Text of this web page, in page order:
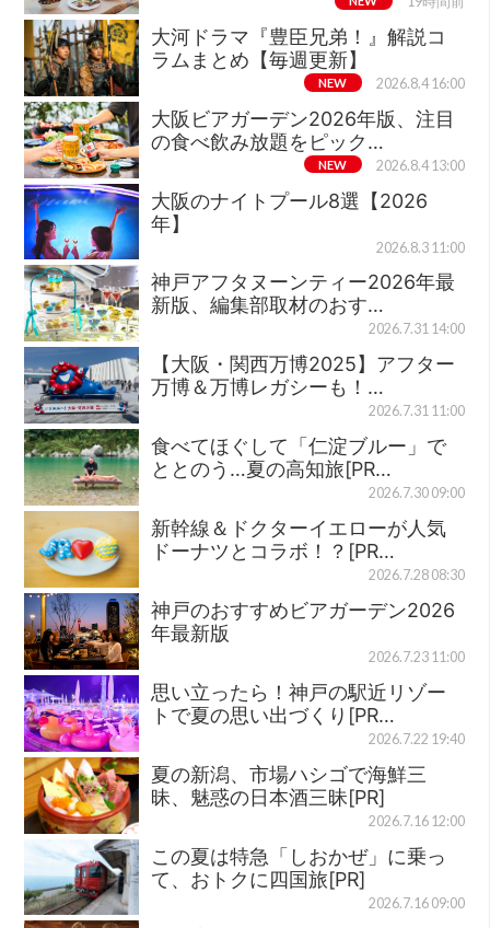
大河ドラマ『豊臣兄弟！』解説コ
ラムまとめ【毎週更新】
NEW 2026.8.4 16:00
大阪ビアガーデン2026年版、注目
の食べ飲み放題をピック…
NEW 2026.8.4 13:00
大阪のナイトプール8選【2026
年】
2026.8.3 11:00
神戸アフタヌーンティー2026年最
新版、編集部取材のおす…
2026.7.31 14:00
【大阪・関西万博2025】アフター
万博＆万博レガシーも！…
2026.7.31 11:00
食べてほぐして「仁淀ブルー」で
ととのう…夏の高知旅[PR…
2026.7.30 09:00
新幹線＆ドクターイエローが人気
ドーナツとコラボ！？[PR…
2026.7.28 08:30
神戸のおすすめビアガーデン2026
年最新版
2026.7.23 11:00
思い立ったら！神戸の駅近リゾー
トで夏の思い出づくり[PR…
2026.7.22 19:40
夏の新潟、市場ハシゴで海鮮三
昧、魅惑の日本酒三昧[PR]
2026.7.16 12:00
この夏は特急「しおかぜ」に乗っ
て、おトクに四国旅[PR]
2026.7.16 09:00